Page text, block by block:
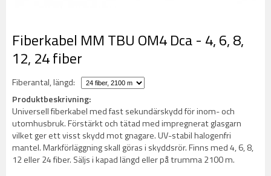
Fiberkabel MM TBU OM4 Dca - 4, 6, 8,
12, 24 fiber
Fiberantal, längd:
Produktbeskrivning:
Universell fiberkabel med fast sekundärskydd för inom- och
utomhusbruk. Förstärkt och tätad med impregnerat glasgarn
vilket ger ett visst skydd mot gnagare. UV-stabil halogenfri
mantel. Markförläggning skall göras i skyddsrör. Finns med 4, 6, 8,
12 eller 24 fiber. Säljs i kapad längd eller på trumma 2100 m.